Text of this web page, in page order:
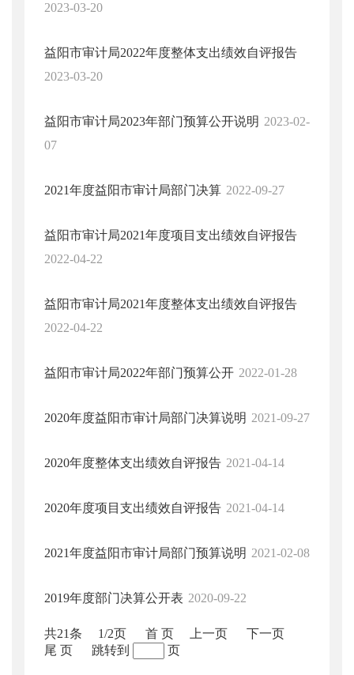
2023-03-20
益阳市审计局2022年度整体支出绩效自评报告
2023-03-20
益阳市审计局2023年部门预算公开说明 2023-02-
07
2021年度益阳市审计局部门决算 2022-09-27
益阳市审计局2021年度项目支出绩效自评报告
2022-04-22
益阳市审计局2021年度整体支出绩效自评报告
2022-04-22
益阳市审计局2022年部门预算公开 2022-01-28
2020年度益阳市审计局部门决算说明 2021-09-27
2020年度整体支出绩效自评报告 2021-04-14
2020年度项目支出绩效自评报告 2021-04-14
2021年度益阳市审计局部门预算说明 2021-02-08
2019年度部门决算公开表 2020-09-22
共21条 1/2页 首 页 上一页
下一页
尾 页
跳转到 页